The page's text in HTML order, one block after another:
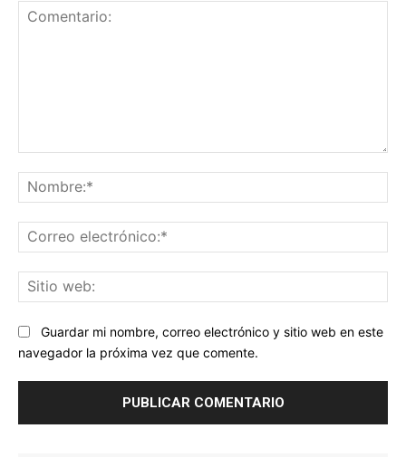
Guardar mi nombre, correo electrónico y sitio web en este
navegador la próxima vez que comente.